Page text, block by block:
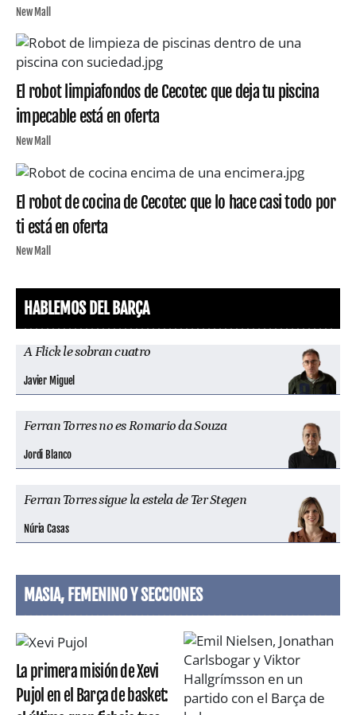
New Mall
El robot limpiafondos de Cecotec que deja tu piscina
impecable está en oferta
New Mall
El robot de cocina de Cecotec que lo hace casi todo por
ti está en oferta
New Mall
HABLEMOS DEL BARÇA
A Flick le sobran cuatro
Javier Miguel
Ferran Torres no es Romario da Souza
Jordi Blanco
Ferran Torres sigue la estela de Ter Stegen
Núria Casas
MASIA, FEMENINO Y SECCIONES
La primera misión de Xevi
Pujol en el Barça de basket: